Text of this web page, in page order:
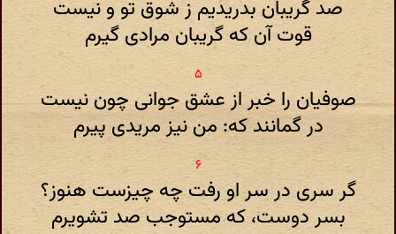
صد گریبان بدریدیم ز شوق تو و نیست
قوت آن که گریبان مرادی گیرم
صوفیان را خبر از عشق جوانی چون نیست
در گمانند که: من نیز مریدی پیرم
گر سری در سر او رفت چه چیزست هنوز؟
بسر دوست، که مستوجب صد تشویرم